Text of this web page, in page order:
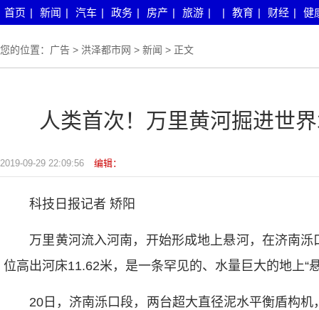
首页 | 新闻 | 汽车 | 政务 | 房产 | 旅游 | | 教育 | 财经 | 健
您的位置： 广告 > 洪泽都市网 > 新闻 > 正文
人类首次！万里黄河掘进世
2019-09-29 22:09:56 编辑：
科技日报记者 矫阳
万里黄河流入河南，开始形成地上悬河，在济南泺
位高出河床11.62米，是一条罕见的、水量巨大的地上“
20日，济南泺口段，两台超大直径泥水平衡盾构机